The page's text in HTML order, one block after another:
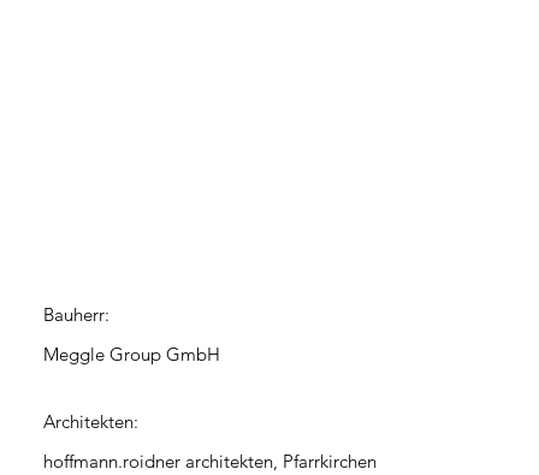
Bauherr:
Architekten:
hoffmann.roidner architekten, Pfarrkirchen
Meggle Group GmbH